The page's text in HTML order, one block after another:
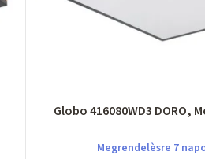
Globo 416080WD3 DORO,
Megrendelèsre 7